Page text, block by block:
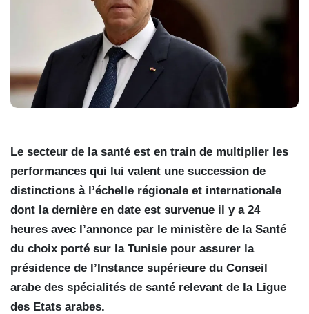
Le secteur de la santé est en train de multiplier les
performances qui lui valent une succession de
distinctions à l’échelle régionale et internationale
dont la dernière en date est survenue il y a 24
heures avec l’annonce par le ministère de la Santé
du choix porté sur la Tunisie pour assurer la
présidence de l’Instance supérieure du Conseil
arabe des spécialités de santé relevant de la Ligue
des Etats arabes.